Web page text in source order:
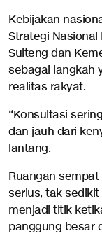
Kebijakan
Strategi Nasional
Sulteng dan
sebagai langkah
realitas rakyat.
“Konsultasi
dan jauh dari
lantang.
Ruangan
serius, tak
menjadi titik
panggung besar